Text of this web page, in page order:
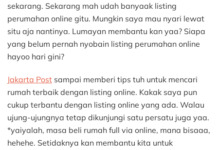
sekarang. Sekarang mah udah banyaak listing
perumahan online gitu. Mungkin saya mau nyari lewat
situ aja nantinya. Lumayan membantu kan yaa? Siapa
yang belum pernah nyobain listing perumahan online
hayoo hari gini?
Jakarta Post sampai memberi tips tuh untuk mencari
rumah terbaik dengan listing online. Kakak saya pun
cukup terbantu dengan listing online yang ada. Walau
ujung-ujungnya tetap dikunjungi satu persatu juga yaa.
*yaiyalah, masa beli rumah full via online, mana bisaaa,
hehehe. Setidaknya kan membantu kita untuk